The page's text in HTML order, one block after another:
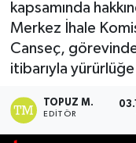
kapsamında
Merkez İhale
Canseç,
itibarıyla
TOPUZ M.
EDITÖR
TEKNOLOJİ
TÜRKİYE
Haber Arşivi